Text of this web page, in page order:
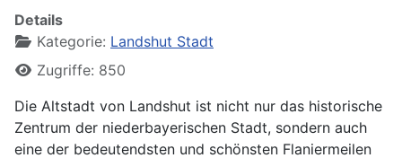
Details
Kategorie: Landshut Stadt
Zugriffe: 850
Die Altstadt von Landshut ist nicht nur das historische
Zentrum der niederbayerischen Stadt, sondern auch
eine der bedeutendsten und schönsten Flaniermeilen